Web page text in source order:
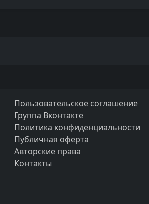
Пользовательское соглашение
Группа Вконтакте
Политика конфиденциальности
Публичная оферта
Авторские права
Контакты